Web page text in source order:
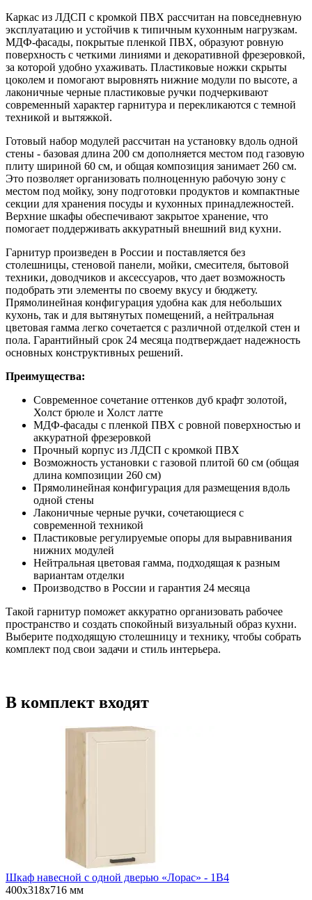
Каркас из ЛДСП с кромкой ПВХ рассчитан на повседневную
эксплуатацию и устойчив к типичным кухонным нагрузкам.
МДФ-фасады, покрытые пленкой ПВХ, образуют ровную
поверхность с четкими линиями и декоративной фрезеровкой,
за которой удобно ухаживать. Пластиковые ножки скрыты
цоколем и помогают выровнять нижние модули по высоте, а
лаконичные черные пластиковые ручки подчеркивают
современный характер гарнитура и перекликаются с темной
техникой и вытяжкой.
Готовый набор модулей рассчитан на установку вдоль одной
стены - базовая длина 200 см дополняется местом под газовую
плиту шириной 60 см, и общая композиция занимает 260 см.
Это позволяет организовать полноценную рабочую зону с
местом под мойку, зону подготовки продуктов и компактные
секции для хранения посуды и кухонных принадлежностей.
Верхние шкафы обеспечивают закрытое хранение, что
помогает поддерживать аккуратный внешний вид кухни.
Гарнитур произведен в России и поставляется без
столешницы, стеновой панели, мойки, смесителя, бытовой
техники, доводчиков и аксессуаров, что дает возможность
подобрать эти элементы по своему вкусу и бюджету.
Прямолинейная конфигурация удобна как для небольших
кухонь, так и для вытянутых помещений, а нейтральная
цветовая гамма легко сочетается с различной отделкой стен и
пола. Гарантийный срок 24 месяца подтверждает надежность
основных конструктивных решений.
Преимущества:
Современное сочетание оттенков дуб крафт золотой,
Холст брюле и Холст латте
МДФ-фасады с пленкой ПВХ с ровной поверхностью и
аккуратной фрезеровкой
Прочный корпус из ЛДСП с кромкой ПВХ
Возможность установки с газовой плитой 60 см (общая
длина композиции 260 см)
Прямолинейная конфигурация для размещения вдоль
одной стены
Лаконичные черные ручки, сочетающиеся с
современной техникой
Пластиковые регулируемые опоры для выравнивания
нижних модулей
Нейтральная цветовая гамма, подходящая к разным
вариантам отделки
Производство в России и гарантия 24 месяца
Такой гарнитур поможет аккуратно организовать рабочее
пространство и создать спокойный визуальный образ кухни.
Выберите подходящую столешницу и технику, чтобы собрать
комплект под свои задачи и стиль интерьера.
В комплект входят
Шкаф навесной c одной дверью «Лорас» - 1В4
400х318х716 мм